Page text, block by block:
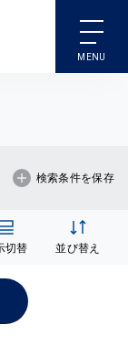
認定U-Car検索
検索条件を保存
切替 並び替え